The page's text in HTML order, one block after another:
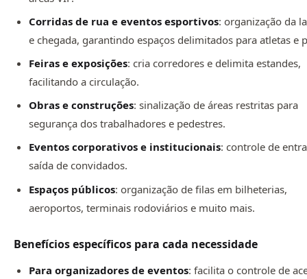
Corridas de rua e eventos esportivos: organização da
e chegada, garantindo espaços delimitados para atletas e
Feiras e exposições: cria corredores e delimita estandes,
facilitando a circulação.
Obras e construções: sinalização de áreas restritas para
segurança dos trabalhadores e pedestres.
Eventos corporativos e institucionais: controle de
saída de convidados.
Espaços públicos: organização de filas em bilheterias,
aeroportos, terminais rodoviários e muito mais.
Benefícios específicos para cada necessidade
Para organizadores de eventos: facilita o controle de